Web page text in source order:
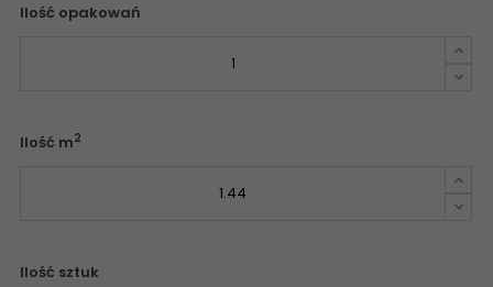
Ilość opakowań
Ilość m2
Ilość sztuk